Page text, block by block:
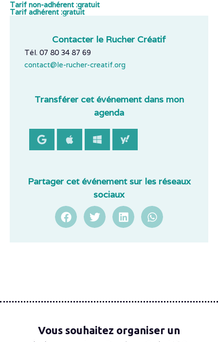
Tarif non-adhérent :gratuit
Tarif adhérent :gratuit
Contacter le Rucher Créatif
Tél. 07 80 34 87 69
contact@le-rucher-creatif.org
Transférer cet événement dans mon
agenda
Partager cet événement sur les réseaux
sociaux
Vous souhaitez organiser un